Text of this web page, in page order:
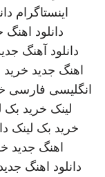
اینستاگرام
دانلود اهنگ
دانلود آهنگ
اهنگ جدید خرید
انگلیسی فارسی
لینک خرید بک
خرید بک لینک
اهنگ جدید
دانلود اهنگ